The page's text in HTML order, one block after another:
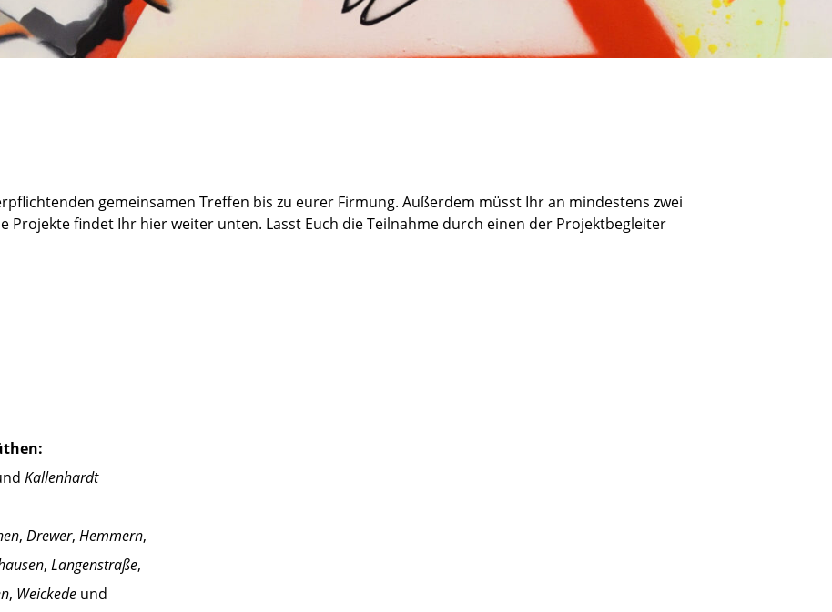
gemeinsamen Treffen bis zu eurer Firmung. Außerdem müsst Ihr an mindestens zwei
Projekte findet Ihr hier weiter unten. Lasst Euch die Teilnahme durch einen der Projektbegleiter
Kallenhardt
, Drewer, Hemmern,
, Langenstraße,
, Weickede und